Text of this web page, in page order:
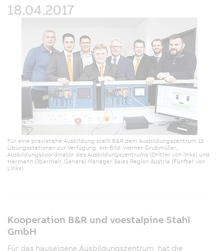
18.04.2017
Für eine praxisnahe Ausbildung stellt B&R dem Ausbildungszentrum 13
Übungsstationen zur Verfügung. Am Bild: Werner Grubmüller,
Ausbildungskoordinator des Ausbildungszentrums (Dritter von links) und
Hermann Obermair, General Manager Sales Region Austria (Fünfter von
Links).
Kooperation B&R und voestalpine Stahl
GmbH
Für das hauseigene Ausbildungszentrum hat die